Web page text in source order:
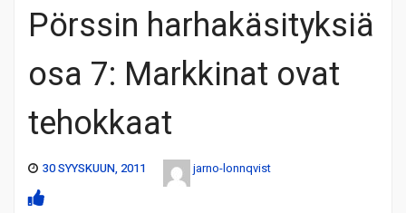
Pörssin harhakäsityksiä
osa 7: Markkinat ovat
tehokkaat
30 SYYSKUUN, 2011 jarno-lonnqvist